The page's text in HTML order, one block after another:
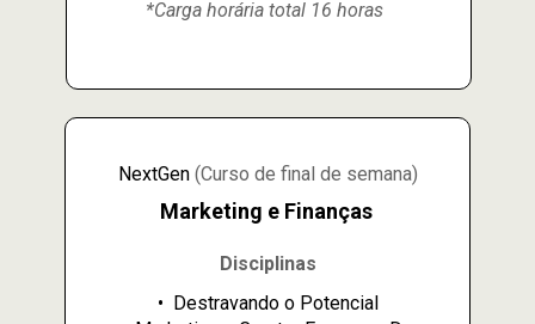
*Carga horária total 16 horas
NextGen (Curso de final de semana)
Marketing e Finanças
Disciplinas
•⁠  ⁠Destravando o Potencial